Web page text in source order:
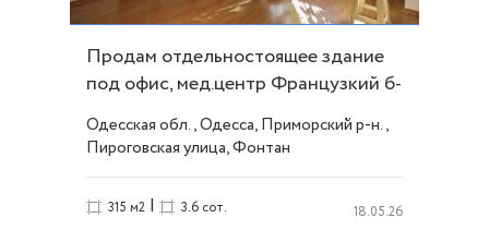
Продам отдельностоящее здание
под офис, мед.центр Французкий б-
р. ID 43076
Одесская обл., Одесса, Приморский р-н.,
Пироговская улица, Фонтан
315 м2 | 3.6 сот. 18.05.26